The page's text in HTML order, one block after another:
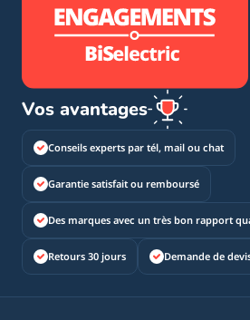
Vos avantages
Conseils experts par tél, mail ou chat
Garantie satisfait ou remboursé
Des marques avec un très bon rapport
Retours 30 jours Demande de